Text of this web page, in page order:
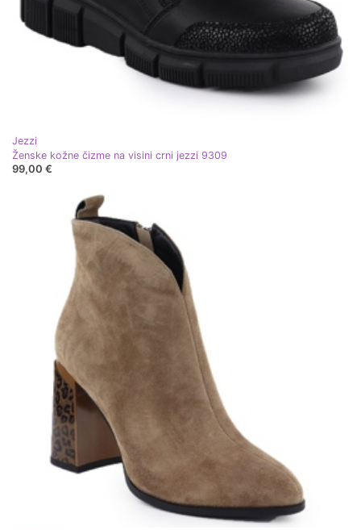
Jezzi
Ženske kožne čizme na visini crni jezzi 9309
99,00 €